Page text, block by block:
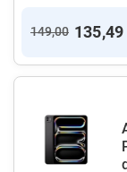
149,00 135,49